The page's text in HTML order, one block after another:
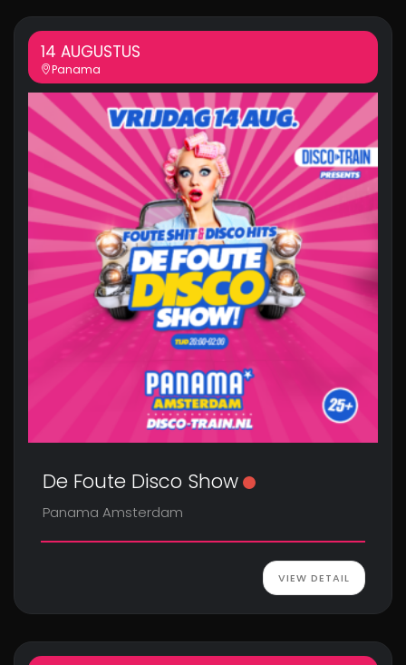
14 AUGUSTUS
Panama
De Foute Disco Show
Panama Amsterdam
VIEW DETAIL